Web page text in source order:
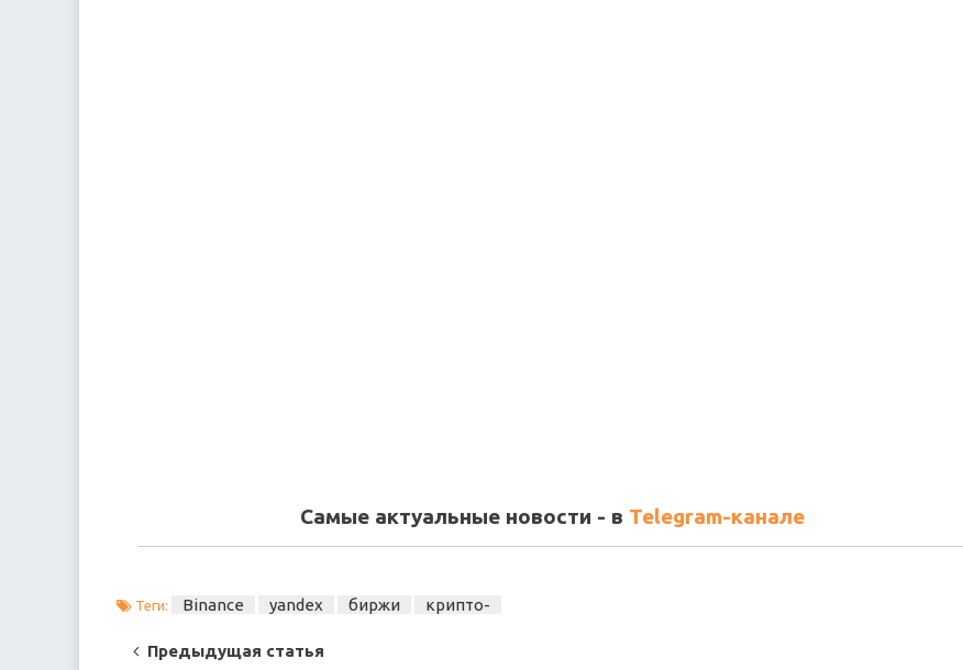
Самые актуальные новости - в Telegram-канале
Теги: Binance yandex биржи крипто-
Post
Предыдущая статья